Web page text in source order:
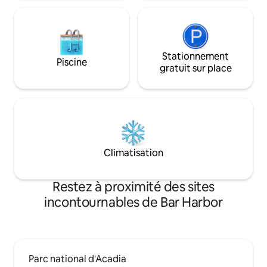
Piscine
Stationnement
gratuit sur place
Climatisation
Restez à proximité des sites
incontournables de Bar Harbor
Parc national d'Acadia